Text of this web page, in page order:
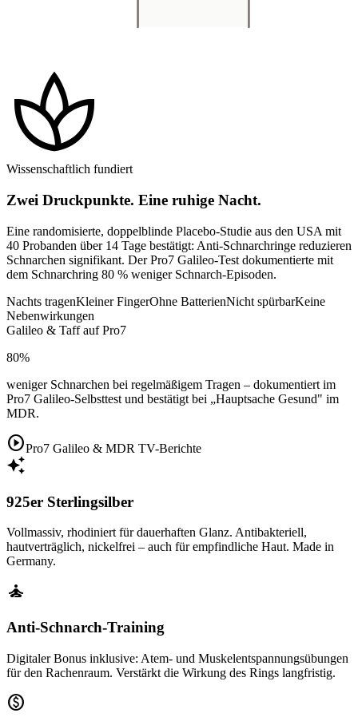
spa
Wissenschaftlich fundiert
Zwei Druckpunkte. Eine ruhige Nacht.
Eine randomisierte, doppelblinde Placebo-Studie aus den USA mit
40 Probanden über 14 Tage bestätigt: Anti-Schnarchringe reduzieren
Schnarchen signifikant. Der Pro7 Galileo-Test dokumentierte mit
dem Schnarchring 80 % weniger Schnarch-Episoden.
Nachts tragenKleiner FingerOhne BatterienNicht spürbarKeine
Nebenwirkungen
Galileo & Taff auf Pro7
80%
weniger Schnarchen bei regelmäßigem Tragen – dokumentiert im
Pro7 Galileo-Selbsttest und bestätigt bei „Hauptsache Gesund" im
MDR.
play_circlePro7 Galileo & MDR TV-Berichte
auto_awesome
925er Sterlingsilber
Vollmassiv, rhodiniert für dauerhaften Glanz. Antibakteriell,
hautverträglich, nickelfrei – auch für empfindliche Haut. Made in
Germany.
self_improvement
Anti-Schnarch-Training
Digitaler Bonus inklusive: Atem- und Muskelentspannungsübungen
für den Rachenraum. Verstärkt die Wirkung des Rings langfristig.
paid